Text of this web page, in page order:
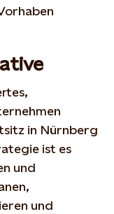
in Nürnberg
ist es
und
und